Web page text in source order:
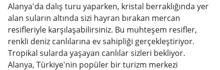
Alanya'da dalış turu yaparken, kristal berraklığında yer
alan suların altında sizi hayran bırakan mercan
resifleriyle karşılaşabilirsiniz. Bu muhteşem resifler,
renkli deniz canlılarına ev sahipliği gerçekleştiriyor.
Tropikal sularda yaşayan canlılar sizleri bekliyor.
Alanya, Türkiye'nin popüler bir turizm merkezi